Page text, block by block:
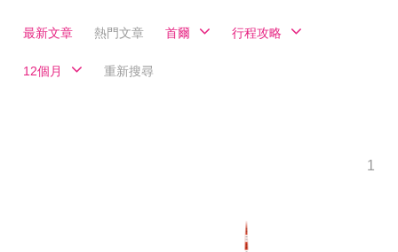
最新文章 熱門文章 首爾 行程攻略
12個月 重新搜尋
1